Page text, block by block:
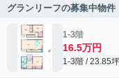
グランリーフの募集中物件
1-3階
16.5万円
1-3階 / 23.85